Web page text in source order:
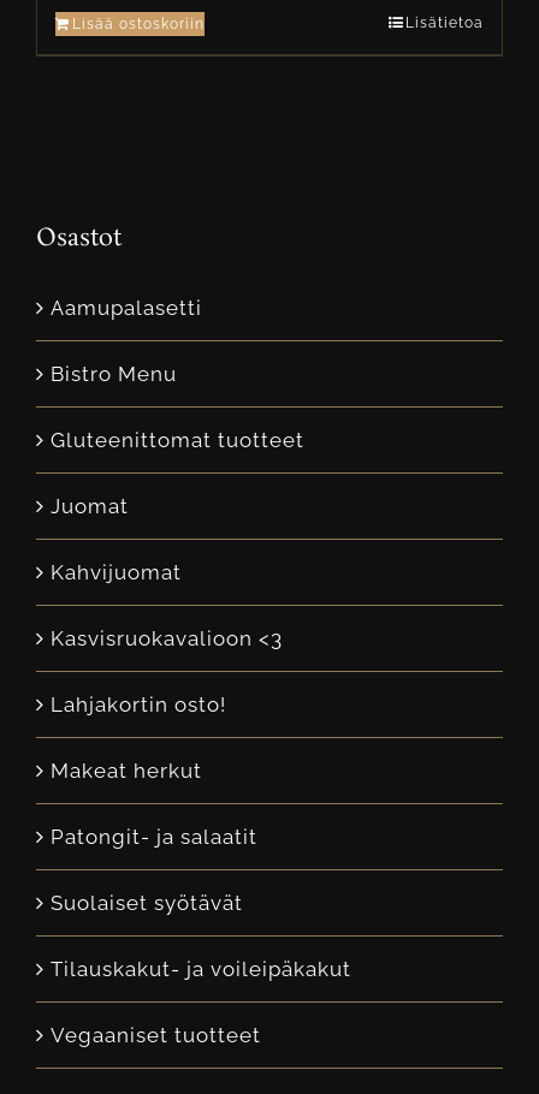
Lisää ostoskoriin Lisätietoa
Osastot
Aamupalasetti
Bistro Menu
Gluteenittomat tuotteet
Juomat
Kahvijuomat
Kasvisruokavalioon <3
Lahjakortin osto!
Makeat herkut
Patongit- ja salaatit
Suolaiset syötävät
Tilauskakut- ja voileipäkakut
Vegaaniset tuotteet